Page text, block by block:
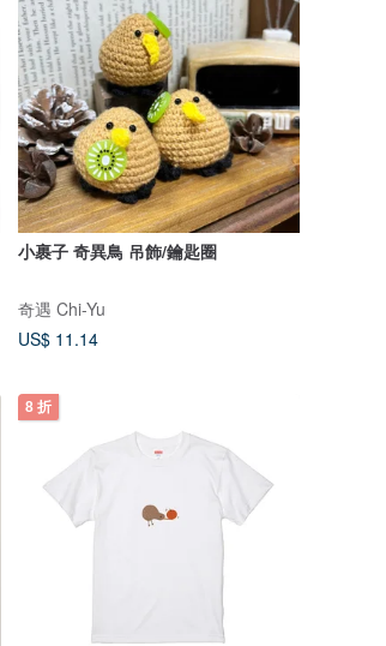
小裹子 奇異鳥 吊飾/鑰匙圈
奇遇 Chi-Yu
US$ 11.14
8 折